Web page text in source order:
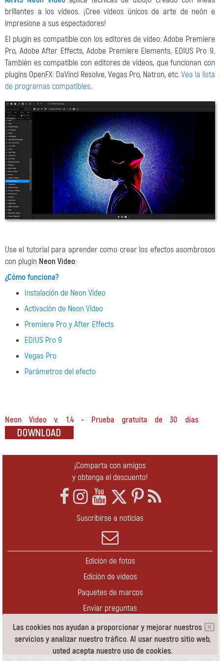
Las cookies nos ayudan a proporcionar y mejorar nuestros
servicios y analizar nuestro tráfico. Al usar nuestro sitio web,
usted acepta nuestro uso de cookies.
brillantes a los vídeos. ¡Cree vídeos únicos de arte de neón e
impresione a sus espectadores!
El plugin es compatible con los editores de vídeo: Adobe Premiere
Pro, Adobe After Effects, Adobe Premiere Elements, EDIUS Pro 9.
También es compatible con editores de vídeos, que funcionan con
plugins OpenFX: DaVinci Resolve, Vegas Pro, Natron, etc.Vea la lista
de programas compatibles.
Use el tutorial para aprender como crear los efectos asombrosos
con plugin Neon Video:
¿Cómo funciona?
Instalación de Neon Video
Activación de Neon Video
Premiere Pro y After Effects
EDIUS Pro 9
Vegas Pro
Parámetros del efecto
Neon Video v. 1.4 - Prueba gratuita de 30 días
¡Comparta con amigos
y obtenga el descuento!
Suscribirse a noticias
Edición de fotos
Edición de vídeos
Paquetes de marcos
Enviar preguntas
Actualizar
Contáctenos